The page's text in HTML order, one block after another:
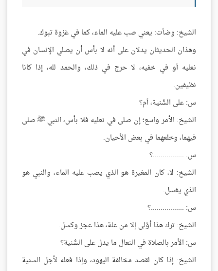
الشيخ: وضأت: يعني صب عليه الماء، كما في غزوة تبوك.
وهذان الحديثان يدلان على أنه لا بأس أن يصلي الإنسان في
نعليه أو في خفيه، لا حرج في ذلك، والحمد لله، إذا كانا
نظيفين.
س: على السُّنية، أم؟
الشيخ: الأمر واسع؛ إن صلى في نعليه فلا بأس، النبي ﷺ صلى
فيهما، وخلعهما في بعض الأحيان.
س: ................؟
الشيخ: لا، كان المغيرة هو الذي يصب عليه الماء، والنبي هو
الذي يغسل.
س: .................؟
الشيخ: ترك هذا أوْلى إلا من علة، هذا عجز وكسل.
س: الأمر بالصلاة في النعال ما يدل على السُّنية؟
الشيخ: إذا كان لقصد مخالفة اليهود، وإذا فعله لأجل السنية